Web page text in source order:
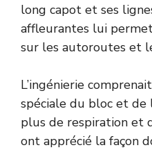
long capot et ses
affleurantes lui
sur les autoroutes et
L’ingénierie
spéciale du bloc et
plus de respiration et
ont apprécié la façon